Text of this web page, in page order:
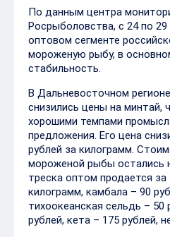
По данным центра
Росрыболовства, с 24 по 29
оптовом сегменте
мороженую рыбу, в
стабильность.
В Дальневосточном
снизились цены на минтай,
хорошими темпами
предложения. Его цена
рублей за килограмм.
мороженой рыбы остались
треска оптом продается за
килограмм, камбала – 90
тихоокеанская сельдь – 50
рублей, кета – 175 рублей,